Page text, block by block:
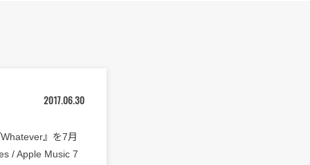
2017.06.30
』を7月
/ Apple Music 7